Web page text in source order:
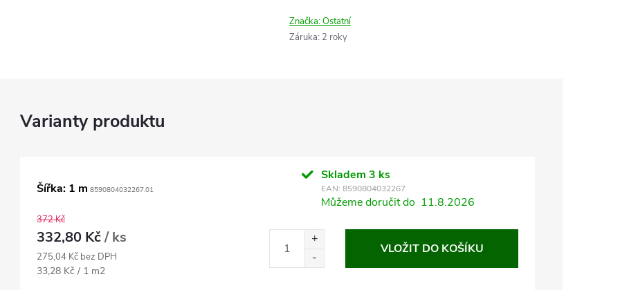
Značka:Ostatní
Záruka: 2 roky
Šířka: 1 m 8590804032267.01
Skladem 3 ks
EAN: 8590804032267
Můžeme doručit do 11.8.2026
372 Kč
332,80 Kč/ ks
275,04 Kč bez DPH
Měrná
33,28 Kč / 1 m2
VLOŽIT DO KOŠÍKU